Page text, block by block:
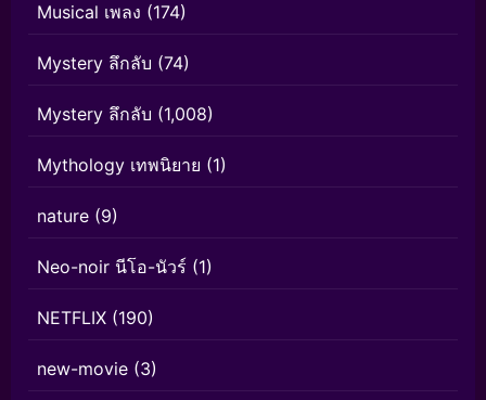
Musical เพลง (174)
Mystery ลึกลับ (74)
Mystery ลึกลับ (1,008)
Mythology เทพนิยาย (1)
nature (9)
Neo-noir นีโอ-นัวร์ (1)
NETFLIX (190)
new-movie (3)